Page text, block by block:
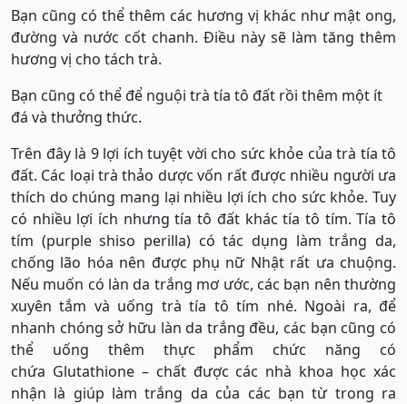
Bạn cũng có thể thêm các hương vị khác như mật ong,
đường và nước cốt chanh. Điều này sẽ làm tăng thêm
hương vị cho tách trà.
Bạn cũng có thể để nguội trà tía tô đất rồi thêm một ít
đá và thưởng thức.
Trên đây là 9 lợi ích tuyệt vời cho sức khỏe của trà tía tô
đất. Các loại trà thảo dược vốn rất được nhiều người ưa
thích do chúng mang lại nhiều lợi ích cho sức khỏe. Tuy
có nhiều lợi ích nhưng tía tô đất khác tía tô tím. Tía tô
tím (purple shiso perilla) có tác dụng làm trắng da,
chống lão hóa nên được phụ nữ Nhật rất ưa chuộng.
Nếu muốn có làn da trắng mơ ước, các bạn nên thường
xuyên tắm và uống trà tía tô tím nhé. Ngoài ra, để
nhanh chóng sở hữu làn da trắng đều, các bạn cũng có
thể uống thêm thực phẩm chức năng có
chứa Glutathione – chất được các nhà khoa học xác
nhận là giúp làm trắng da của các bạn từ trong ra